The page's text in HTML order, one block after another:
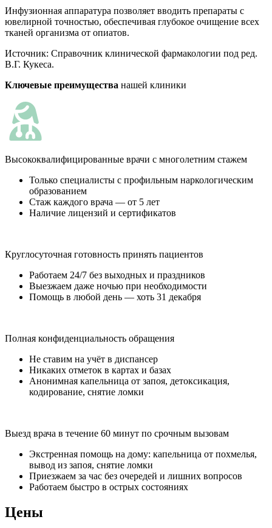
Инфузионная аппаратура позволяет вводить препараты с
ювелирной точностью, обеспечивая глубокое очищение всех
тканей организма от опиатов.
Источник: Справочник клинической фармакологии под ред.
В.Г. Кукеса.
Ключевые преимущества нашей клиники
Высококвалифицированные врачи с многолетним стажем
Только специалисты с профильным наркологическим
образованием
Стаж каждого врача — от 5 лет
Наличие лицензий и сертификатов
Круглосуточная готовность принять пациентов
Работаем 24/7 без выходных и праздников
Выезжаем даже ночью при необходимости
Помощь в любой день — хоть 31 декабря
Полная конфиденциальность обращения
Не ставим на учёт в диспансер
Никаких отметок в картах и базах
Анонимная капельница от запоя, детоксикация,
кодирование, снятие ломки
Выезд врача в течение 60 минут по срочным вызовам
Экстренная помощь на дому: капельница от похмелья,
вывод из запоя, снятие ломки
Приезжаем за час без очередей и лишних вопросов
Работаем быстро в острых состояниях
Цены